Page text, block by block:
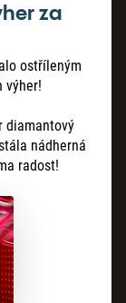
za
ostříleným
výher!
diamantový
nádherná
radost!